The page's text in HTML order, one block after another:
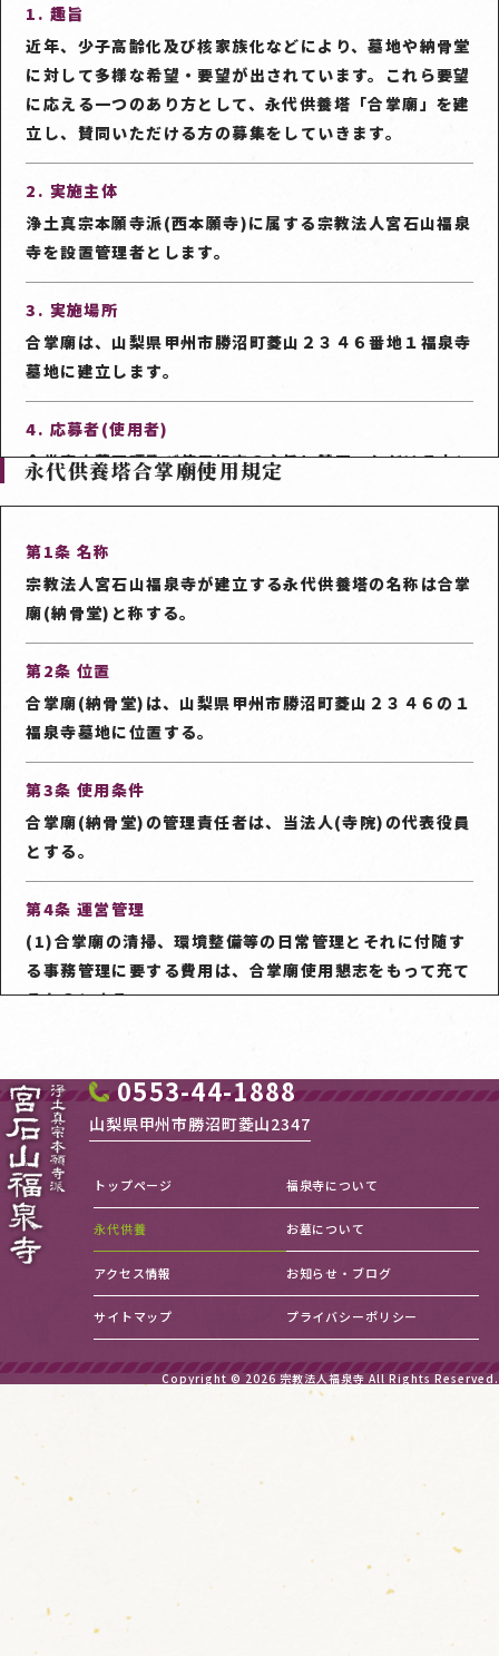
1. 趣旨
近年、少子高齢化及び核家族化などにより、墓地や納骨堂
に対して多様な希望・要望が出されています。これら要望
に応える一つのあり方として、永代供養塔「合掌廟」を建
立し、賛同いただける方の募集をしていきます。
2. 実施主体
浄土真宗本願寺派(西本願寺)に属する宗教法人宮石山福泉
寺を設置管理者とします。
3. 実施場所
合掌廟は、山梨県甲州市勝沼町菱山２３４６番地１福泉寺
墓地に建立します。
4. 応募者(使用者)
合掌廟応募要項及び使用規定の主旨に賛同いただける方と
5. 使用権の内容
合掌廟の使用権は、遺骨を納骨した以降合掌廟に安置し、
その後合掌廟内に合葬・合祀(遺骨を骨壺から出して、土
に還すため合祀墓内に納める方式)することを原則としま
す。
6. 分譲基準及び使用懇志
(1) 遺骨1基7回忌まで安置し、それ以降合祀する場合
は、懇志20万円とします。
(2) 遺骨1基17回忌まで安置し、それ以降合祀する場合
は、懇志25万円とします。
は、懇志30万円とします。
(4) 遺骨1基一定の年回忌まで安置せず、納骨時に合葬・
合祀
す。
附 則
この要項は、平成１９年９月１日より適用します。
永代供養塔合掌廟使用規定
第1条 名称
宗教法人宮石山福泉寺が建立する永代供養塔の名称は合掌
廟(納骨堂)と称する。
第2条 位置
合掌廟(納骨堂)は、山梨県甲州市勝沼町菱山２３４６の１
福泉寺墓地に位置する。
第3条 使用条件
合掌廟(納骨堂)の管理責任者は、当法人(寺院)の代表役員
とする。
第4条 運営管理
(1)合掌廟の清掃、環境整備等の日常管理とそれに付随す
る事務管理に要する費用は、合掌廟使用懇志をもって充て
るものとする。
る。
第5条 埋葬・改葬の手続き
合掌廟に埋葬又は改葬する場合は、各区市町村の発行する
埋(改)葬許可証を添えて、当法人に届け出るものとする。
第6条 埋葬者の制限
合掌廟使用者の親族(三親等)以外の者を埋葬できないもの
とする。
第7条 使用権の譲渡等の禁止
使用者は、合掌廟使用権を第三者に譲渡等はできないもの
当法人は、使用者が次の事項に該当したときは、合掌廟の
(1)許可を受けた目的以外に使用したとき
0553-44-1888
山梨県甲州市勝沼町菱山2347
トップページ 福泉寺について
永代供養 お墓について
アクセス情報 お知らせ・ブログ
サイトマップ プライバシーポリシー
Copyright © 2026宗教法人福泉寺All Rights Reserved.